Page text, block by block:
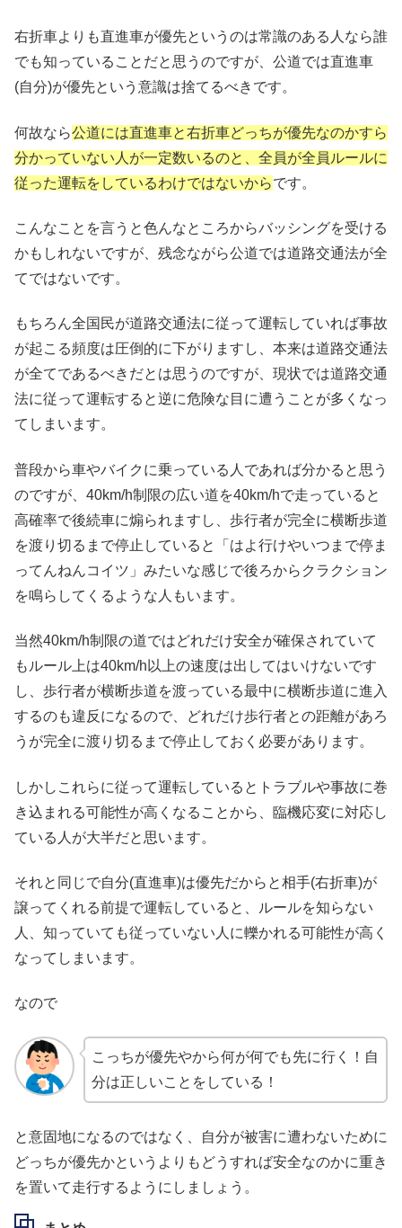
右折車よりも直進車が優先というのは常識のある人なら誰
でも知っていることだと思うのですが、公道では直進車
(自分)が優先という意識は捨てるべきです。
何故なら公道には直進車と右折車どっちが優先なのかすら
分かっていない人が一定数いるのと、全員が全員ルールに
従った運転をしているわけではないからです。
こんなことを言うと色んなところからバッシングを受ける
かもしれないですが、残念ながら公道では道路交通法が全
てではないです。
もちろん全国民が道路交通法に従って運転していれば事故
が起こる頻度は圧倒的に下がりますし、本来は道路交通法
が全てであるべきだとは思うのですが、現状では道路交通
法に従って運転すると逆に危険な目に遭うことが多くなっ
てしまいます。
普段から車やバイクに乗っている人であれば分かると思う
のですが、40km/h制限の広い道を40km/hで走っていると
高確率で後続車に煽られますし、歩行者が完全に横断歩道
を渡り切るまで停止していると「はよ行けやいつまで停ま
ってんねんコイツ」みたいな感じで後ろからクラクション
を鳴らしてくるような人もいます。
当然40km/h制限の道ではどれだけ安全が確保されていて
もルール上は40km/h以上の速度は出してはいけないです
し、歩行者が横断歩道を渡っている最中に横断歩道に進入
するのも違反になるので、どれだけ歩行者との距離があろ
うが完全に渡り切るまで停止しておく必要があります。
しかしこれらに従って運転しているとトラブルや事故に巻
き込まれる可能性が高くなることから、臨機応変に対応し
ている人が大半だと思います。
それと同じで自分(直進車)は優先だからと相手(右折車)が
譲ってくれる前提で運転していると、ルールを知らない
人、知っていても従っていない人に轢かれる可能性が高く
なってしまいます。
なので
こっちが優先やから何が何でも先に行く！自
分は正しいことをしている！
と意固地になるのではなく、自分が被害に遭わないために
どっちが優先かというよりもどうすれば安全なのかに重き
を置いて走行するようにしましょう。